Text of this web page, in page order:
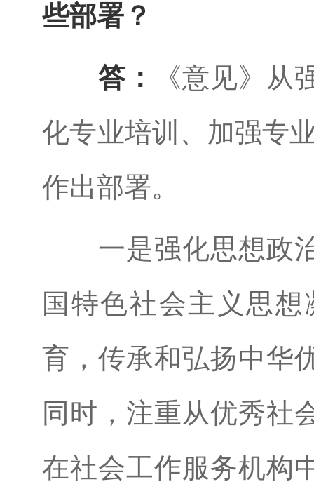
些部署？
答：
《意见》
化专业培训、加强专
作出部署。
一是强化思想政
国特色社会主义思
育，传承和弘扬中华
同时，注重从优秀社
在社会工作服务机构